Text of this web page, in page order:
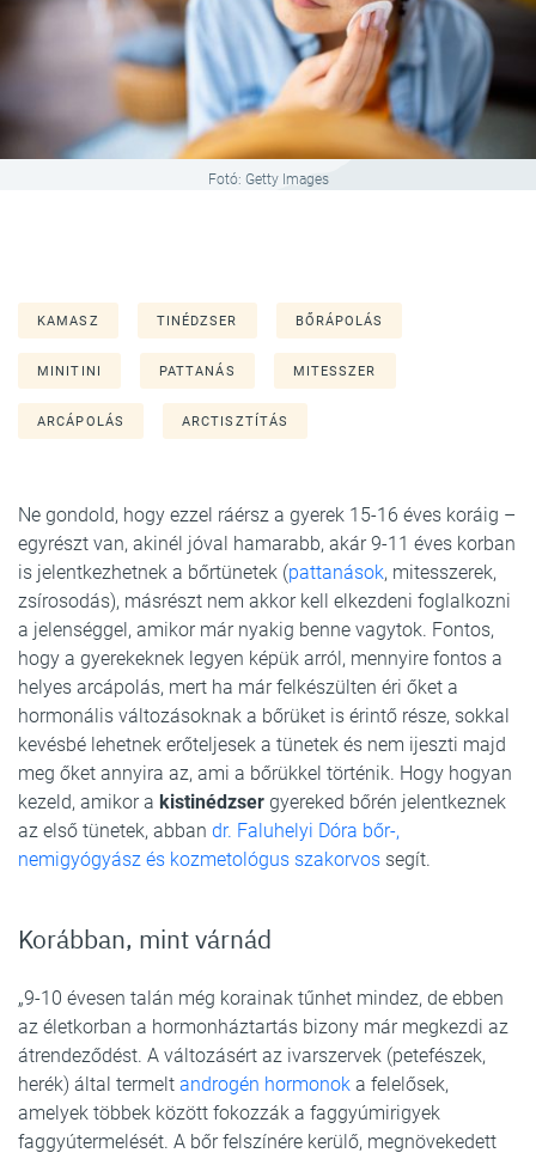
Fotó: Getty Images
KAMASZ TINÉDZSER BŐRÁPOLÁS
MINITINI PATTANÁS MITESSZER
ARCÁPOLÁS ARCTISZTÍTÁS
Ne gondold, hogy ezzel ráérsz a gyerek 15-16 éves koráig –
egyrészt van, akinél jóval hamarabb, akár 9-11 éves korban
is jelentkezhetnek a bőrtünetek (pattanások, mitesszerek,
zsírosodás), másrészt nem akkor kell elkezdeni foglalkozni
a jelenséggel, amikor már nyakig benne vagytok. Fontos,
hogy a gyerekeknek legyen képük arról, mennyire fontos a
helyes arcápolás, mert ha már felkészülten éri őket a
hormonális változásoknak a bőrüket is érintő része, sokkal
kevésbé lehetnek erőteljesek a tünetek és nem ijeszti majd
meg őket annyira az, ami a bőrükkel történik. Hogy hogyan
kezeld, amikor a kistinédzser gyereked bőrén jelentkeznek
az első tünetek, abban dr. Faluhelyi Dóra bőr-,
nemigyógyász és kozmetológus szakorvos segít.
Korábban, mint várnád
„9-10 évesen talán még korainak tűnhet mindez, de ebben
az életkorban a hormonháztartás bizony már megkezdi az
átrendeződést. A változásért az ivarszervek (petefészek,
herék) által termelt androgén hormonok a felelősek,
amelyek többek között fokozzák a faggyúmirigyek
faggyútermelését. A bőr felszínére kerülő, megnövekedett